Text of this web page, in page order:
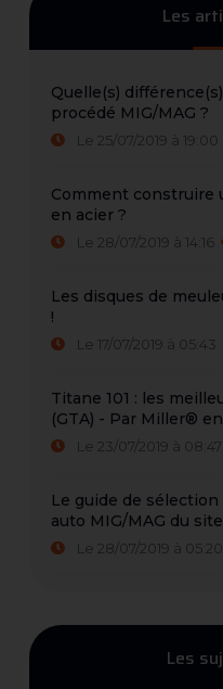
Les
Quelle(s)
procédé MIG/MAG ?
Le 25/07/2019 à 19:00
Comment construire
en acier ?
Le 28/07/2019 à 14:16
Les disques de
!
Le 17/07/2019 à 05:43
Titane 101 : les
(GTA) - Par Miller®
Le 23/07/2019 à 08:47
Le guide de
auto MIG/MAG du
Le 28/07/2019 à 05:20
Les